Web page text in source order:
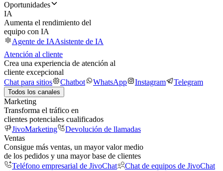
Oportunidades
IA
Aumenta el rendimiento del
equipo con IA
Agente de IAAsistente de IA
Atención al cliente
Crea una experiencia de atención al
cliente excepcional
Chat para sitios
Chatbot WhatsApp Instagram Telegram
Todos los canales
Marketing
Transforma el tráfico en
clientes potenciales cualificados
JivoMarketing
Devolución de llamadas
Ventas
Consigue más ventas, un mayor valor medio
de los pedidos y una mayor base de clientes
Teléfono empresarial de JivoChat
Chat de equipos de JivoChat